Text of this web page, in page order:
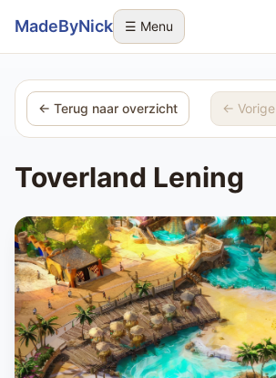
Sla navigatie over
MadeByNick ☰ Menu
← Terug naar overzicht ← Vorige
Toverland Lening